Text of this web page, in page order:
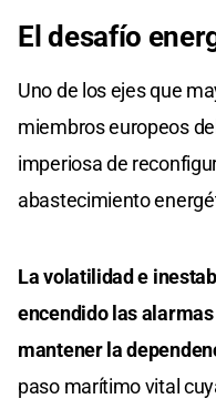
El desafío
Uno de los ejes que
miembros europeos
imperiosa de
abastecimiento
La volatilidad e
encendido las
mantener la
paso marítimo vital